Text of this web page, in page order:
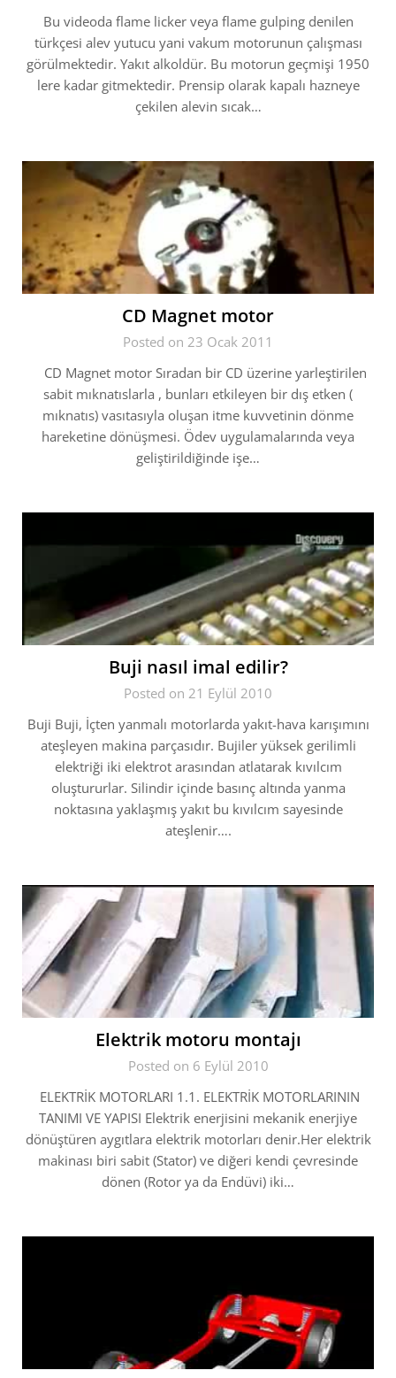
Bu videoda flame licker veya flame gulping denilen
türkçesi alev yutucu yani vakum motorunun çalışması
görülmektedir. Yakıt alkoldür. Bu motorun geçmişi 1950
lere kadar gitmektedir. Prensip olarak kapalı hazneye
çekilen alevin sıcak…
CD Magnet motor
Posted on 23 Ocak 2011
CD Magnet motor Sıradan bir CD üzerine yarleştirilen
sabit mıknatıslarla , bunları etkileyen bir dış etken (
mıknatıs) vasıtasıyla oluşan itme kuvvetinin dönme
hareketine dönüşmesi. Ödev uygulamalarında veya
geliştirildiğinde işe…
Buji nasıl imal edilir?
Posted on 21 Eylül 2010
Buji Buji, İçten yanmalı motorlarda yakıt-hava karışımını
ateşleyen makina parçasıdır. Bujiler yüksek gerilimli
elektriği iki elektrot arasından atlatarak kıvılcım
oluştururlar. Silindir içinde basınç altında yanma
noktasına yaklaşmış yakıt bu kıvılcım sayesinde
ateşlenir….
Elektrik motoru montajı
Posted on 6 Eylül 2010
ELEKTRİK MOTORLARI 1.1. ELEKTRİK MOTORLARININ
TANIMI VE YAPISI Elektrik enerjisini mekanik enerjiye
dönüştüren aygıtlara elektrik motorları denir.Her elektrik
makinası biri sabit (Stator) ve diğeri kendi çevresinde
dönen (Rotor ya da Endüvi) iki…